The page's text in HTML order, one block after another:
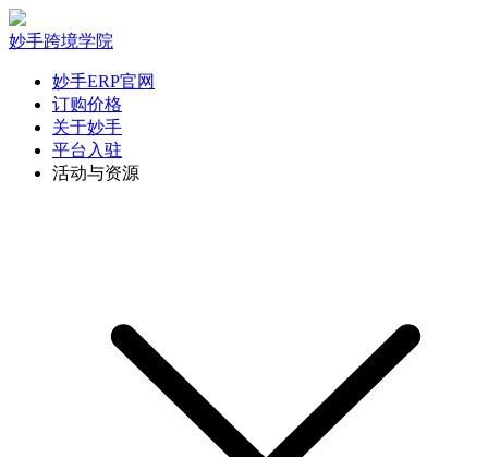
妙手跨境学院
妙手ERP官网
订购价格
关于妙手
平台入驻
活动与资源